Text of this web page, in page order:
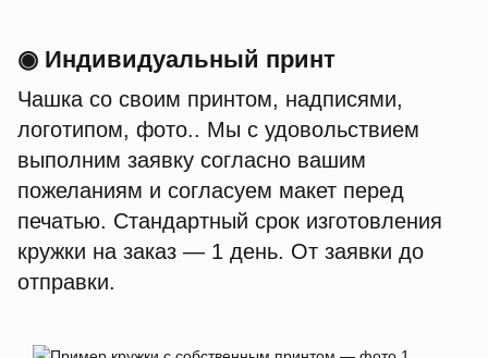
◉ Индивидуальный принт
Чашка со своим принтом, надписями,
логотипом, фото.. Мы с удовольствием
выполним заявку согласно вашим
пожеланиям и согласуем макет перед
печатью. Стандартный срок изготовления
кружки на заказ — 1 день. От заявки до
отправки.